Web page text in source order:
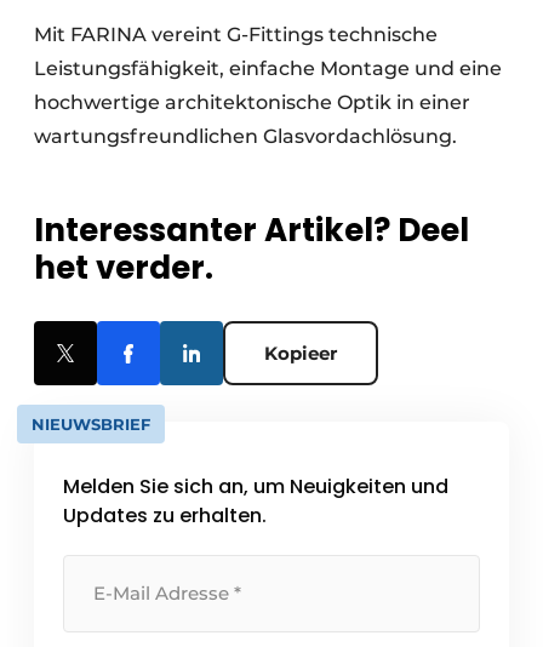
Mit FARINA vereint G-Fittings technische
Leistungsfähigkeit, einfache Montage und eine
hochwertige architektonische Optik in einer
wartungsfreundlichen Glasvordachlösung.
Interessanter Artikel? Deel
het verder.
Kopieer
NIEUWSBRIEF
Melden Sie sich an, um Neuigkeiten und
Updates zu erhalten.